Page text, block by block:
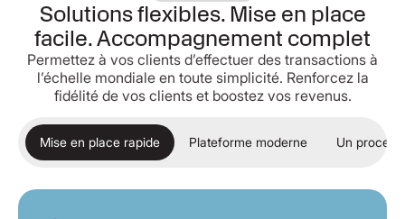
Solutions flexibles. Mise en place
facile. Accompagnement complet
Permettez à vos clients d’effectuer des transactions à
l’échelle mondiale en toute simplicité. Renforcez la
fidélité de vos clients et boostez vos revenus.
Mise en place rapide Plateforme moderne Un